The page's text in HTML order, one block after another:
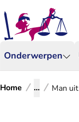
Onderwerpen
Home ... Man